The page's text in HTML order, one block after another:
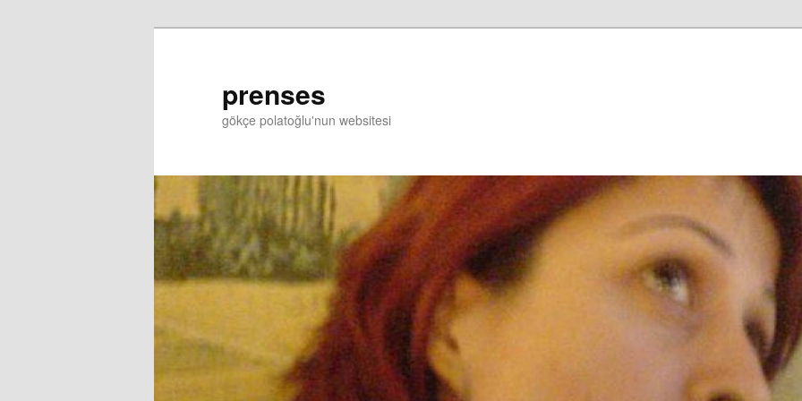
prenses
gökçe polatoğlu'nun websitesi